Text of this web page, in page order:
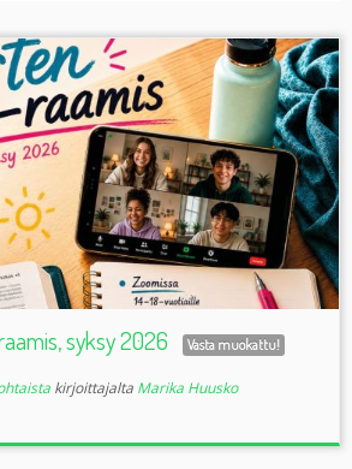
syksy 2026 Vasta muokattu!
kirjoittajalta Marika Huusko